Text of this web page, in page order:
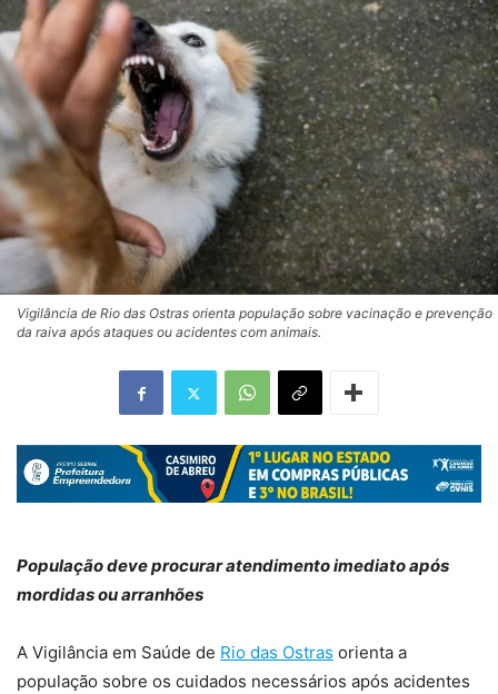
Vigilância de Rio das Ostras orienta população sobre vacinação e prevenção
da raiva após ataques ou acidentes com animais.
População deve procurar atendimento imediato após
mordidas ou arranhões
A Vigilância em Saúde de Rio das Ostras orienta a
população sobre os cuidados necessários após acidentes